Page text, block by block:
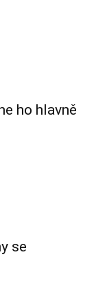
ho hlavně
se